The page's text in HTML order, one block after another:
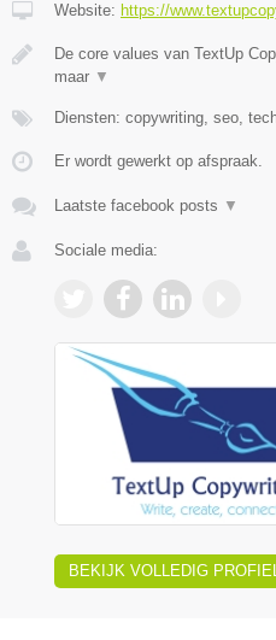
Website: https://
De core values van TextUp
maar ▼
Diensten: copywriting, seo,
Er wordt gewerkt op afspraak.
Laatste facebook posts ▼
Sociale media:
BEKIJK VOLLEDIG